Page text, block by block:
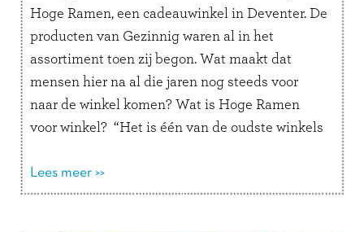
Hoge Ramen, een cadeauwinkel in Deventer. De
producten van Gezinnig waren al in het
assortiment toen zij begon. Wat maakt dat
mensen hier na al die jaren nog steeds voor
naar de winkel komen? Wat is Hoge Ramen
voor winkel? “Het is één van de oudste winkels
Lees meer >>